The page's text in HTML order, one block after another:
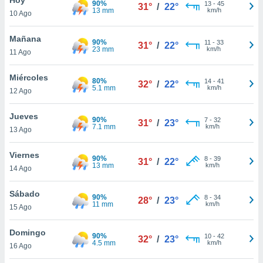
en
más
nuestra
de
cookies
aceptar
10 Ago
90%
13 mm
31° / 22° 13- 45
km/h
Mañana
11 Ago
90%
23 mm
31° / 22° 11 - 33
km/h
Miércoles
12 Ago
80%
5.1 mm
32° / 22° 14- 41
km/h
Jueves
13 Ago
90%
7.1 mm
31° / 23° 7- 32
km/h
Viernes
14 Ago
90%
13 mm
31° / 22° 8- 39
km/h
Sábado
15 Ago
90%
11 mm
28° / 23° 8- 34
km/h
Domingo
16 Ago
90%
4.5 mm
32° / 23° 10- 42
km/h